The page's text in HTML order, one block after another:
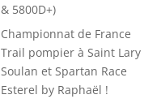
& 5800D+)
Championnat de France
Trail pompier à Saint Lary
Soulan et Spartan Race
Esterel by Raphaël !